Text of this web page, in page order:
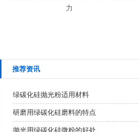
力
推荐资讯
绿碳化硅抛光粉适用材料
研磨用绿碳化硅磨料的特点
抛光用绿碳化硅微粉的好处